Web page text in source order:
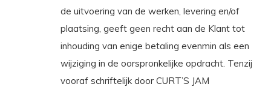
de uitvoering van de werken, levering en/of
plaatsing, geeft geen recht aan de Klant tot
inhouding van enige betaling evenmin als een
wijziging in de oorspronkelijke opdracht. Tenzij
vooraf schriftelijk door CURT’S JAM